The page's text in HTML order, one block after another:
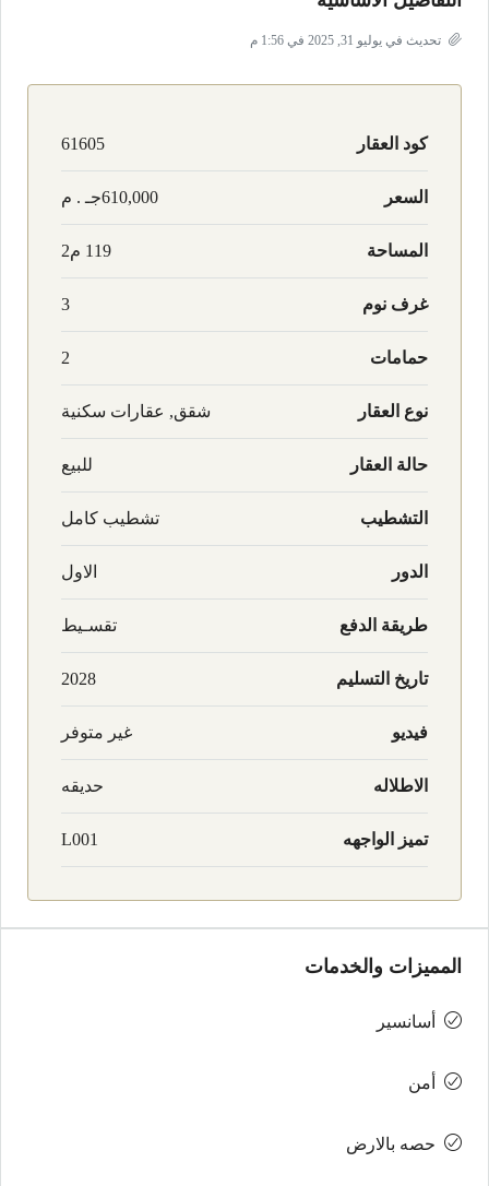
تحديث في يوليو 31, 2025 في 1:56 م
كود العقار 61605
السعر 610,000جـ . م
المساحة 119 م2
غرف نوم 3
حمامات 2
نوع العقار شقق, عقارات سكنية
حالة العقار للبيع
التشطيب تشطيب كامل
الدور الاول
طريقة الدفع تقسـيط
تاريخ التسليم 2028
فيديو غير متوفر
الاطلاله حديقه
تميز الواجهه L001
المميزات والخدمات
أسانسير
أمن
حصه بالارض